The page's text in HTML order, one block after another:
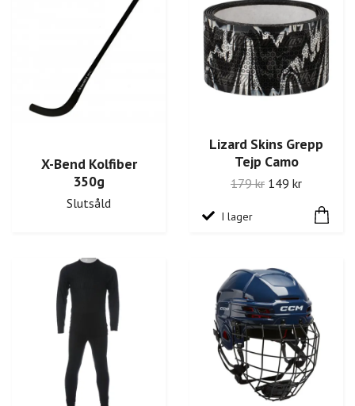
X-Bend Kolfiber
350g
Slutsåld
Lizard Skins Grepp
Tejp Camo
179 kr 149 kr
I lager